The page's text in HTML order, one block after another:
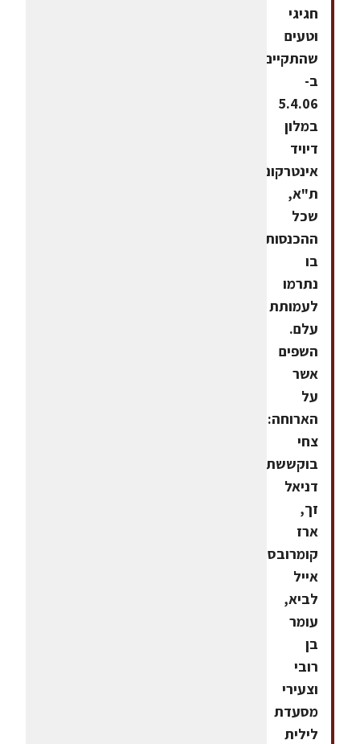
חגיגי
וטעים
שהתקיים
ב-
5.4.06
במלון
דיויד
אינטרקונטיננטל
ת"א,
שכל
ההכנסות
בו
נתרמו
לעמותת
עלם.
השפים
אשר
על
הארוחה:
צחי
בוקששתר,
דניאל
זך,
ארז
קומרובסקי,
אייל
לביא,
עומר
בן
רובי
וצעירי
מסעדת
לילית